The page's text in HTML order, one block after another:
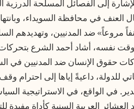
إلى الفصائل المسلحة الدرزية
العنف في محافظة السويداء،
مروعاً» ضد المدنيين، وتهديدهم
نفسه، أشاد أحمد الشرع بتحركات
حقوق الإنسان ضد المدنيين في
داعيةً إياها إلى احترام
في الواقع، في الاستراتيجية
العربية السنية كأداة